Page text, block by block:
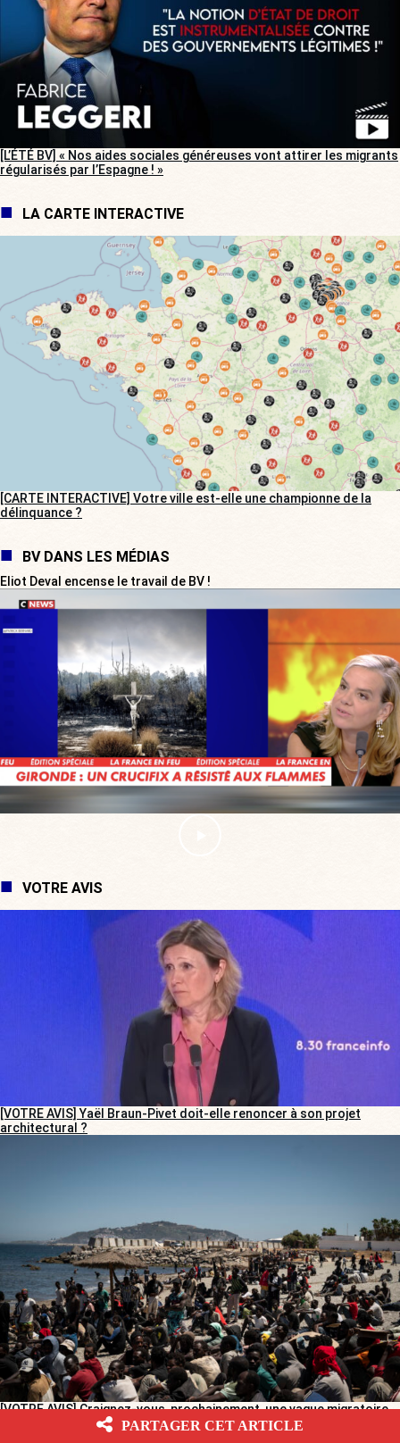
[L’ÉTÉ BV] « Nos aides sociales généreuses vont attirer les migrants
régularisés par l’Espagne ! »
LA CARTE INTERACTIVE
[CARTE INTERACTIVE] Votre ville est-elle une championne de la
délinquance ?
BV DANS LES MÉDIAS
Eliot Deval encense le travail de BV !
VOTRE AVIS
[VOTRE AVIS] Yaël Braun-Pivet doit-elle renoncer à son projet
architectural ?
[VOTRE AVIS] Craignez-vous, prochainement, une vague migratoire
PARTAGER CET ARTICLE